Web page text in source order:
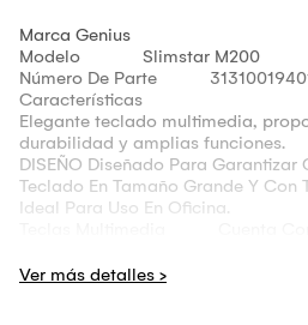
Marca Genius
Modelo Slimstar M200
Número De Parte
Características
Elegante teclado multimedia,
durabilidad y amplias funciones.
DISEÑO Diseñado Para Garantizar
Teclado En Tamaño Grande Y Con
Ideal Para Uso En Oficina.
Entretenimiento.